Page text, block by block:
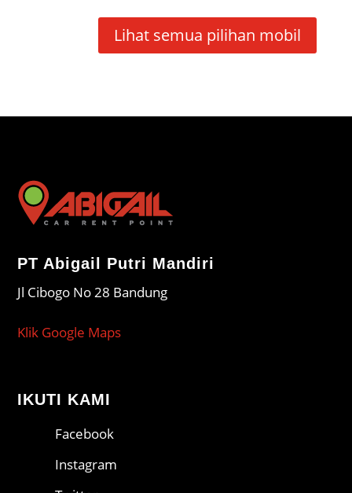
Lihat semua pilihan mobil
PT Abigail Putri Mandiri
Jl Cibogo No 28 Bandung
Klik Google Maps
IKUTI KAMI
Facebook
Instagram